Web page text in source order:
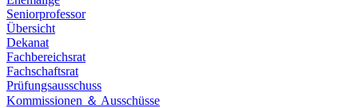
Seniorprofessor
Übersicht
Dekanat
Fachbereichsrat
Fachschaftsrat
Prüfungsausschuss
Kommissionen ＆ Ausschüsse